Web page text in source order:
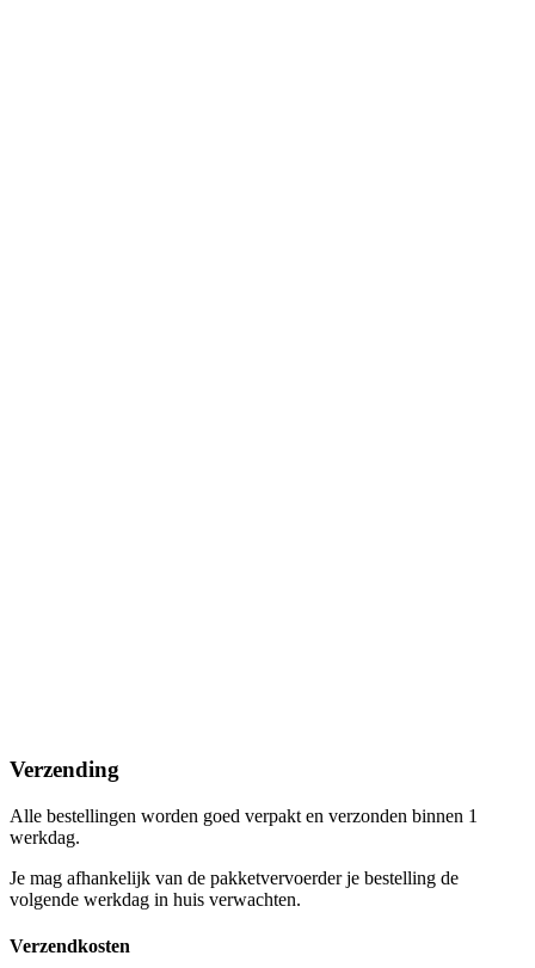
Verzending
Alle bestellingen worden goed verpakt en verzonden binnen 1
werkdag.
Je mag afhankelijk van de pakketvervoerder je bestelling de
volgende werkdag in huis verwachten.
Verzendkosten